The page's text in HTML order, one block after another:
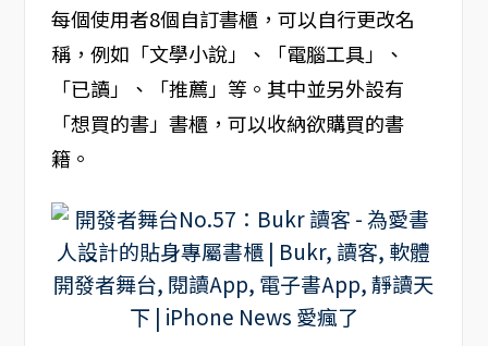
每個使用者8個自訂書櫃，可以自行更改名
稱，例如「文學小說」、「電腦工具」、
「已讀」、「推薦」等。其中並另外設有
「想買的書」書櫃，可以收納欲購買的書
籍。